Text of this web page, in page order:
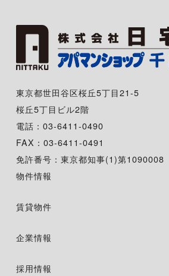
東京都世田谷区桜丘5丁目21-5
桜丘5丁目ビル2階
電話：03-6411-0490
FAX：03-6411-0491
免許番号：東京都知事(1)第1090008
物件情報
賃貸物件
企業情報
採用情報